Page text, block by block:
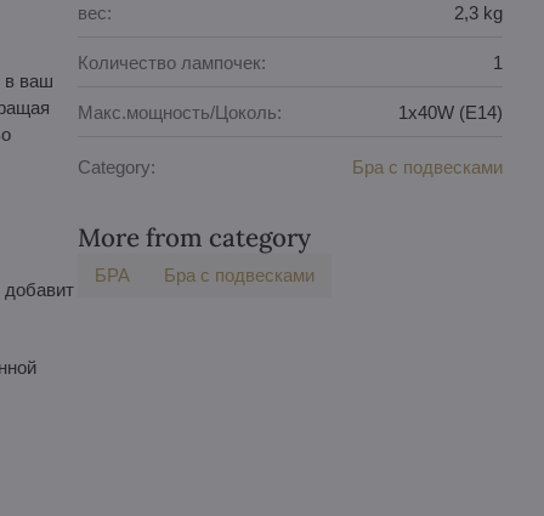
в ваш
добавит
вес: 2,3 kg
Количество лампочек: 1
Макс.мощность/Цоколь: 1x40W (E14)
Category: Бра с подвесками
More from category
БPA Бра с подвесками